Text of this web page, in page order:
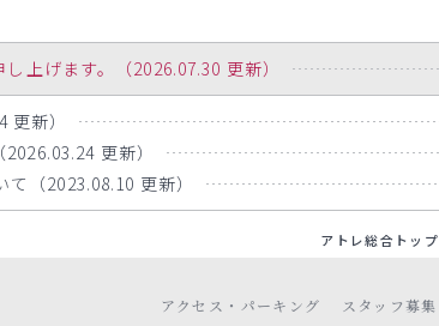
上げます。（2026.07.30 更新）
新）
更新）
（2023.08.10 更新）
アトレ総合トップ
アクセス・パーキング スタッフ募集